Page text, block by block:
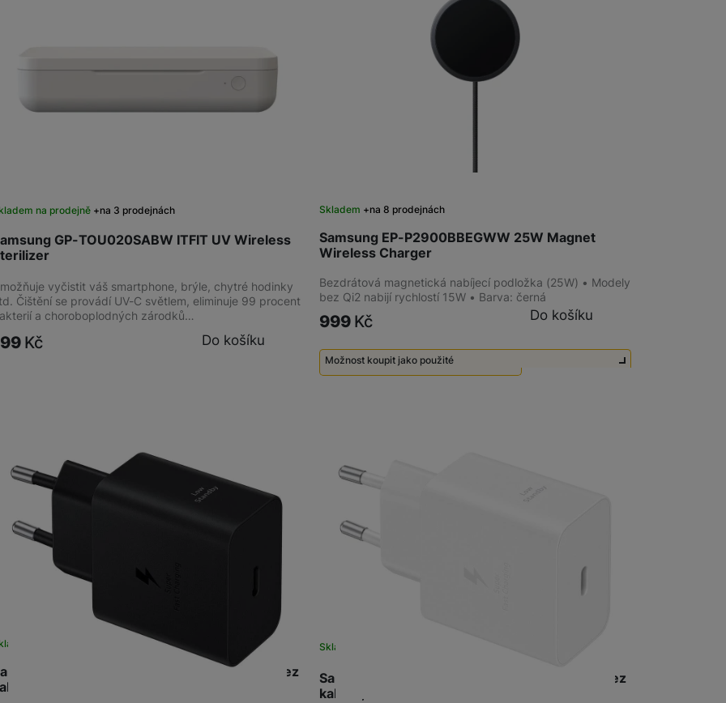
Bezdrátové nabíječky
Flash disky a SSD disky
SSD disk
GP-TOU020SABW ITFIT UV Wireless
na prodejně na 3 prodejnách
vyčistit váš smartphone, brýle, chytré hodinky
Čištění se provádí UV-C světlem, eliminuje 99 procent
a choroboplodných zárodků…
Kč Do košíku
Samsung EP-P2900BBEGWW 25W Magnet
Wireless Charger
Skladem na 8 prodejnách
Bezdrátová magnetická nabíjecí podložka (25W) • Modely
bez Qi2 nabijí rychlostí 15W • Barva: černá
999 Kč Do košíku
Možnost koupit jako použité
EP-T6010NB Power Adapter 60W bez
Samsung EP-T4511NW Power Adapter 45W bez
kabelu,Wh
Skladem